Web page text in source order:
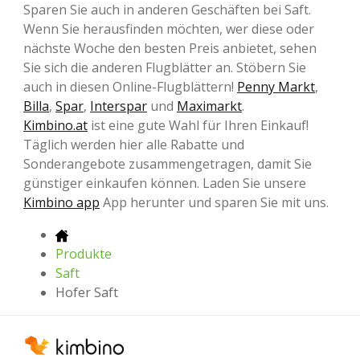
Sparen Sie auch in anderen Geschäften bei Saft.
Wenn Sie herausfinden möchten, wer diese oder
nächste Woche den besten Preis anbietet, sehen
Sie sich die anderen Flugblätter an. Stöbern Sie
auch in diesen Online-Flugblättern! Penny Markt,
Billa, Spar, Interspar und Maximarkt.
Kimbino.at ist eine gute Wahl für Ihren Einkauf!
Täglich werden hier alle Rabatte und
Sonderangebote zusammengetragen, damit Sie
günstiger einkaufen können. Laden Sie unsere
Kimbino app App herunter und sparen Sie mit uns.
Produkte
Saft
Hofer Saft